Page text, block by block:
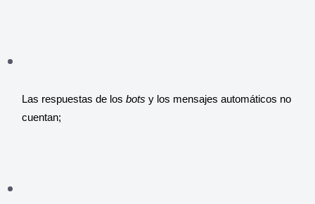
Las respuestas de los bots y los mensajes automáticos no
cuentan;